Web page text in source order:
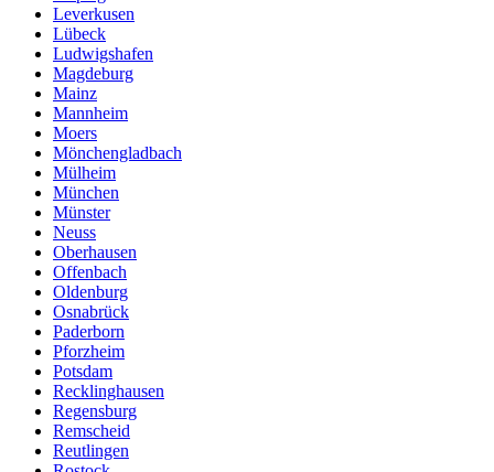
Leverkusen
Lübeck
Ludwigshafen
Magdeburg
Mainz
Mannheim
Moers
Mönchengladbach
Mülheim
München
Münster
Neuss
Oberhausen
Offenbach
Oldenburg
Osnabrück
Paderborn
Pforzheim
Potsdam
Recklinghausen
Regensburg
Remscheid
Reutlingen